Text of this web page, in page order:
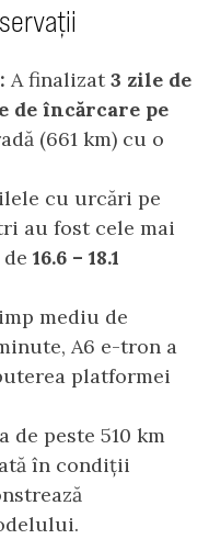
A finalizat3 zile de
de încărcare pe
(661 km) cu o
cu urcări pe
au fost cele mai
16.6 – 18.1
mediu de
A6 e-tron a
platformei
de peste 510 km
în condiții